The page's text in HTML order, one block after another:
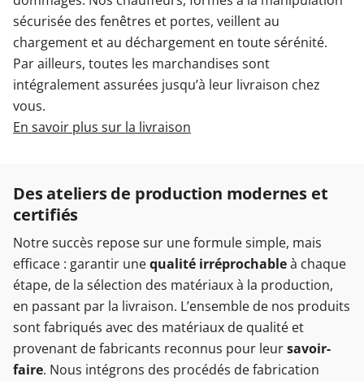
sécurisée des fenêtres et portes, veillent au
chargement et au déchargement en toute sérénité.
Par ailleurs, toutes les marchandises sont
intégralement assurées jusqu’à leur livraison chez
vous.
En savoir plus sur la livraison
Des ateliers de production modernes et
certifiés
Notre succès repose sur une formule simple, mais
efficace : garantir unequalité irréprochableà chaque
étape, de la sélection des matériaux à la production,
en passant par la livraison. L’ensemble de nos produits
sont fabriqués avec des matériaux de qualité et
provenant de fabricants reconnus pour leursavoir-
faire. Nous intégrons des procédés de fabrication